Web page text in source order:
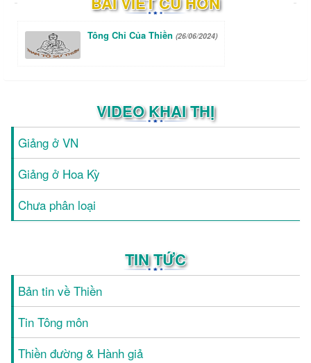
Tông Chỉ Của Thiền (26/06/2024)
VIDEO KHAI THỊ
Giảng ở VN
Giảng ở Hoa Kỳ
Chưa phân loại
TIN TỨC
Bản tin về Thiền
Tin Tông môn
Thiền đường & Hành giả